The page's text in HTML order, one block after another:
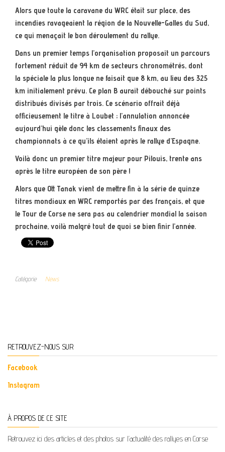
Alors que toute la caravane du WRC était sur place, des
incendies ravageaient la région de la Nouvelle-Galles du Sud,
ce qui menaçait le bon déroulement du rallye.
Dans un premier temps l’organisation proposait un parcours
fortement réduit de 94 km de secteurs chronométrés, dont
la spéciale la plus longue ne faisait que 8 km, au lieu des 325
km initialement prévu. Ce plan B aurait débouché sur points
distribués divisés par trois. Ce scénario offrait déjà
officieusement le titre à Loubet ; l’annulation annoncée
aujourd’hui gèle donc les classements finaux des
championnats à ce qu’ils étaient après le rallye d’Espagne.
Voilà donc un premier titre majeur pour Pilouis, trente ans
après le titre européen de son père !
Alors que Ott Tanak vient de mettre fin à la série de quinze
titres mondiaux en WRC remportés par des français, et que
le Tour de Corse ne sera pas au calendrier mondial la saison
prochaine, voilà malgré tout de quoi se bien finir l’année.
Catégorie News
RETROUVEZ-NOUS SUR
Facebook
Instagram
À PROPOS DE CE SITE
Retrouvez ici des articles et des photos sur l’actualité des rallyes en Corse